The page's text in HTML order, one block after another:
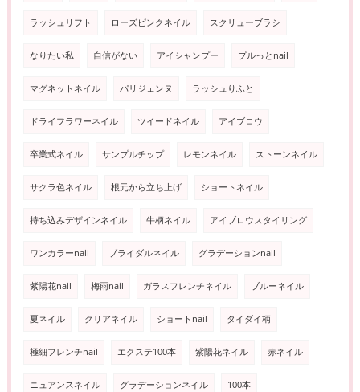
ラッシュリフト ローズピンクネイル スクリューブラシ
なりたい私 自信がない アイシャンプー プルっとnail
マグネットネイル パリジェンヌ ラッシュりふと
ドライフラワーネイル ツイードネイル アイブロウ
卒業式ネイル サンプルチップ レモンネイル ストーンネイル
サクラ色ネイル 根元から立ち上げ ショートネイル
持ち込みデザインネイル 牛柄ネイル アイブロウスタイリング
ワンカラーnail ブライダルネイル グラデーションnail
紫陽花nail 梅雨nail ガラスフレンチネイル ブルーネイル
夏ネイル クリアネイル ショートnail タイダイ柄
極細フレンチnail エクステ100本 紫陽花ネイル 赤ネイル
ニュアンスネイル グラデーションネイル 100本